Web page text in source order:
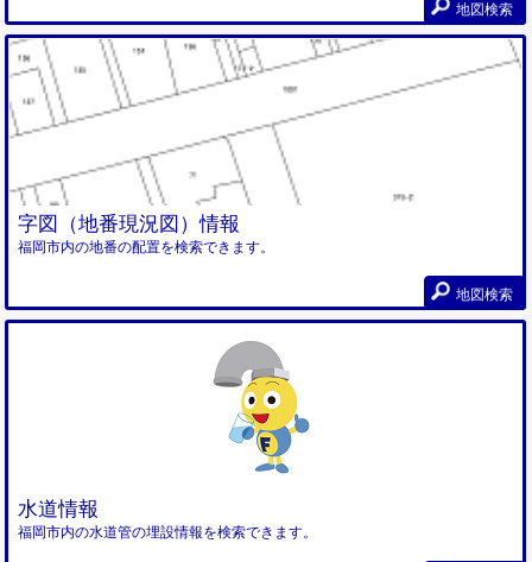
地図検索
字図（地番現況図）情報
福岡市内の地番の配置を検索できます。
地図検索
水道情報
福岡市内の水道管の埋設情報を検索できます。